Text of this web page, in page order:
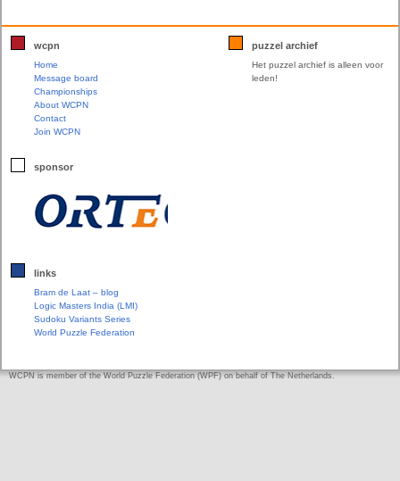
wcpn
Home
Message board
Championships
About WCPN
Contact
Join WCPN
sponsor
links
Bram de Laat – blog
Logic Masters India (LMI)
Sudoku Variants Series
World Puzzle Federation
puzzel archief
Het puzzel archief is alleen voor
leden!
WCPN is member of the World Puzzle Federation (WPF) on behalf of The Netherlands.